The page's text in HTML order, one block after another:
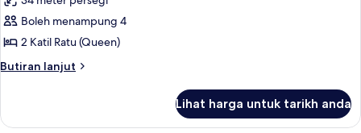
untuk
Traditional
Room,
2
(Queen)
Boleh menampung 4
2 Katil Ratu (Queen)
Butiran lanjut
Butiran
Room,
Lihat harga untuk tarikh anda